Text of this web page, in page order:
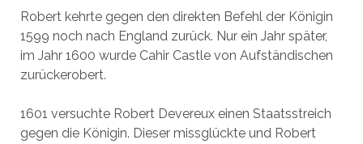
Robert kehrte gegen den direkten Befehl der Königin
1599 noch nach England zurück. Nur ein Jahr später,
im Jahr 1600 wurde Cahir Castle von Aufständischen
zurückerobert.
1601 versuchte Robert Devereux einen Staatsstreich
gegen die Königin. Dieser missglückte und Robert